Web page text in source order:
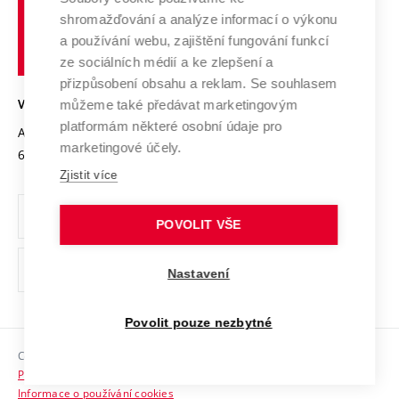
Výzkumné infrastruktury
Transfer znalostí
Open Science
Projekty
Projekty ze strukturálních fondů
Specifický výzkum
Služby univerzity
Mezinárodní dohody
Univerzitní sítě
Udržitelná univerzita
Podnikavá univerzita / ContriBUTe
Bezpečná univerzita
Vyznamenání
Organizační struktura
Ochrana osobních údajů
odkaz)
Sociální bezpečí
HR Award
učení
technické
VYSOKÉ UČENÍ TECHNICKÉ V BRNĚ
Antonínská 548/1
602 00 Brno
www.vut.cz
vut@vutbr.cz
Copyright © 2026 VUT
Prohlášení o přístupnosti
Informace o používání cookies
shromažďování a analýze informací o výkonu
a používání webu, zajištění fungování funkcí
ze sociálních médií a ke zlepšení a
přizpůsobení obsahu a reklam. Se souhlasem
můžeme také předávat marketingovým
platformám některé osobní údaje pro
marketingové účely.
Zjistit více
POVOLIT VŠE
Nastavení
Povolit pouze nezbytné